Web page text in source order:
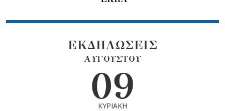
ΕΚΔΗΛΩΣΕΙΣ
ΑΥΓΟΥΣΤΟΥ
09
ΚΥΡΙΑΚΗ